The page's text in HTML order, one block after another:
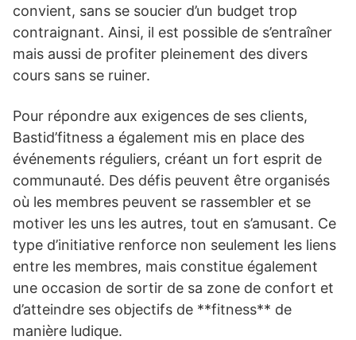
convient, sans se soucier d’un budget trop
contraignant. Ainsi, il est possible de s’entraîner
mais aussi de profiter pleinement des divers
cours sans se ruiner.
Pour répondre aux exigences de ses clients,
Bastid’fitness a également mis en place des
événements réguliers, créant un fort esprit de
communauté. Des défis peuvent être organisés
où les membres peuvent se rassembler et se
motiver les uns les autres, tout en s’amusant. Ce
type d’initiative renforce non seulement les liens
entre les membres, mais constitue également
une occasion de sortir de sa zone de confort et
d’atteindre ses objectifs de **fitness** de
manière ludique.